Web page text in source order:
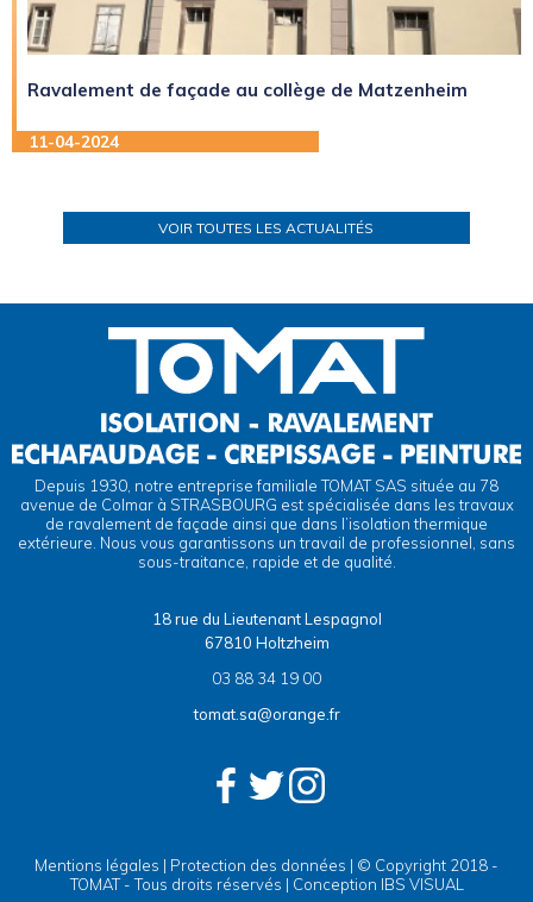
Ravalement de façade au collège de Matzenheim
11-04-2024
VOIR TOUTES LES ACTUALITÉS
Depuis 1930, notre entreprise familiale TOMAT SAS située au 78
avenue de Colmar à STRASBOURG est spécialisée dans les travaux
de ravalement de façade ainsi que dans l’isolation thermique
extérieure. Nous vous garantissons un travail de professionnel, sans
sous-traitance, rapide et de qualité.
18 rue du Lieutenant Lespagnol
67810 Holtzheim
03 88 34 19 00
tomat.sa@orange.fr
Mentions légales | Protection des données | © Copyright 2018 -
TOMAT - Tous droits réservés | Conception IBS VISUAL